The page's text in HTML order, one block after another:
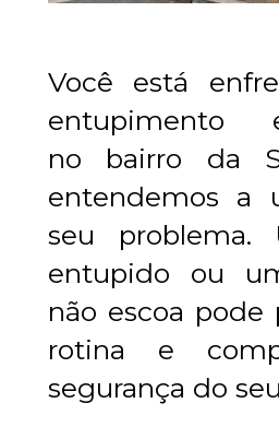
Você está
entupimento
no bairro da
entendemos a
seu problema.
entupido ou
não escoa pode
rotina e
segurança do